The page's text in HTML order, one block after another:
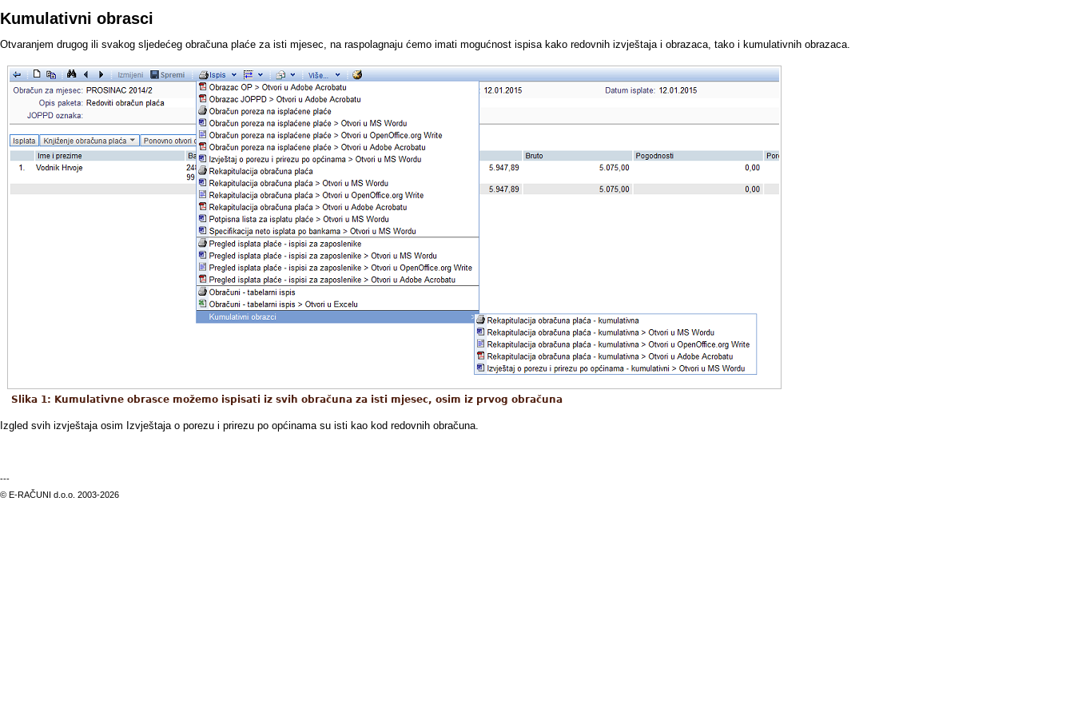
Kumulativni obrasci
Otvaranjem drugog ili svakog sljedećeg obračuna plaće za isti mjesec, na raspolagnaju ćemo imati mogućnost ispisa kako redovnih izvještaja i obrazaca, tako i kumulativnih obrazaca.
Slika 1: Kumulativne obrasce možemo ispisati iz svih obračuna za isti mjesec, osim iz prvog obračuna
Izgled svih izvještaja osim Izvještaja o porezu i prirezu po općinama su isti kao kod redovnih obračuna.
---
© E-RAČUNI d.o.o. 2003-2026